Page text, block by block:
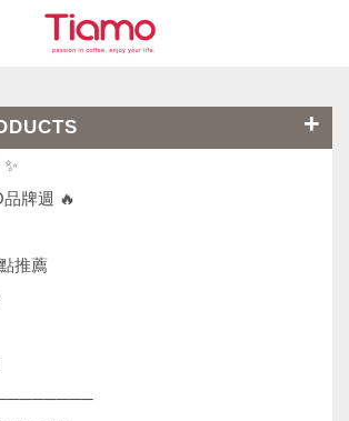
牌週 🔥
推薦